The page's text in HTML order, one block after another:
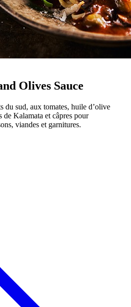
Olives Sauce
du sud, aux tomates, huile d’olive
de Kalamata et câpres pour
viandes et garnitures.